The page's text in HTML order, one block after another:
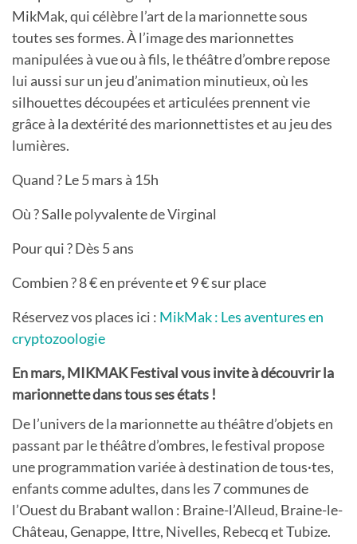
MikMak, qui célèbre l’art de la marionnette sous
toutes ses formes. À l’image des marionnettes
manipulées à vue ou à fils, le théâtre d’ombre repose
lui aussi sur un jeu d’animation minutieux, où les
silhouettes découpées et articulées prennent vie
grâce à la dextérité des marionnettistes et au jeu des
lumières.
Quand ? Le 5 mars à 15h
Où ? Salle polyvalente de Virginal
Pour qui ? Dès 5 ans
Combien ? 8 € en prévente et 9 € sur place
Réservez vos places ici : MikMak : Les aventures en
cryptozoologie
En mars, MIKMAK Festival vous invite à découvrir la
marionnette dans tous ses états !
De l’univers de la marionnette au théâtre d’objets en
passant par le théâtre d’ombres, le festival propose
une programmation variée à destination de tous·tes,
enfants comme adultes, dans les 7 communes de
l’Ouest du Brabant wallon : Braine-l’Alleud, Braine-le-
Château, Genappe, Ittre, Nivelles, Rebecq et Tubize.